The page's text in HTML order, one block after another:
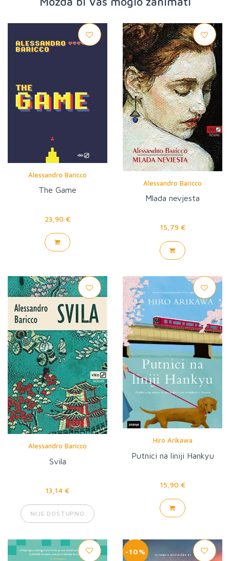
Alessandro Baricco
The Game
23,90 €
Alessandro Baricco
Mlada nevjesta
15,79 €
Alessandro Baricco
Svila
13,14 €
NIJE DOSTUPNO
Hiro Arikawa
Putnici na liniji Hankyu
15,90 €
-10%